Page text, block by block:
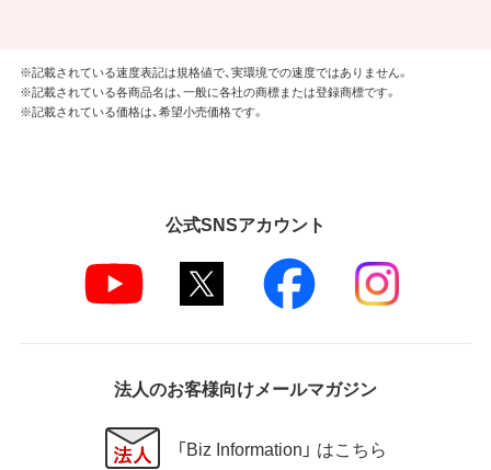
※記載されている速度表記は規格値で、実環境での速度ではありません。
※記載されている各商品名は、一般に各社の商標または登録商標です。
※記載されている価格は、希望小売価格です。
公式SNSアカウント
法人のお客様向けメールマガジン
「Biz Information」 はこちら